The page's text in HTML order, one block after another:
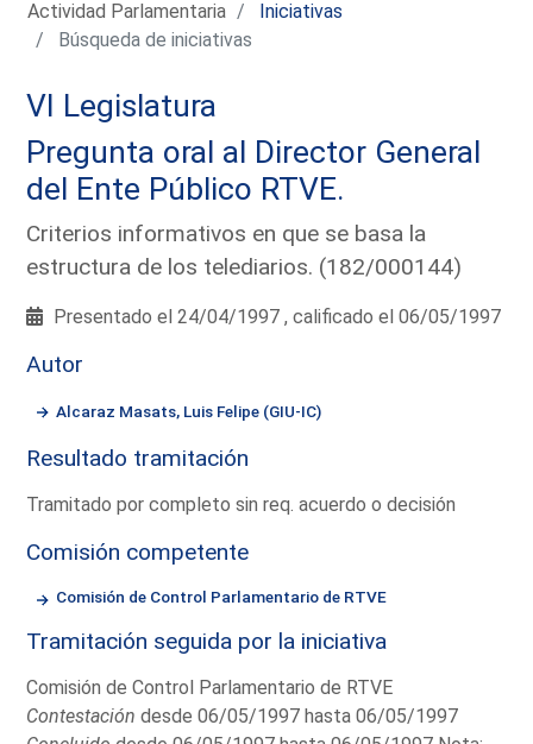
Actividad Parlamentaria
Iniciativas
Búsqueda de iniciativas
VI Legislatura
Pregunta oral al Director General
del Ente Público RTVE.
Criterios informativos en que se basa la
estructura de los telediarios. (182/000144)
Presentado el 24/04/1997 , calificado el 06/05/1997
Autor
Alcaraz Masats, Luis Felipe (GIU-IC)
Resultado tramitación
Tramitado por completo sin req. acuerdo o decisión
Comisión competente
Comisión de Control Parlamentario de RTVE
Tramitación seguida por la iniciativa
Comisión de Control Parlamentario de RTVE
Contestación desde 06/05/1997 hasta 06/05/1997